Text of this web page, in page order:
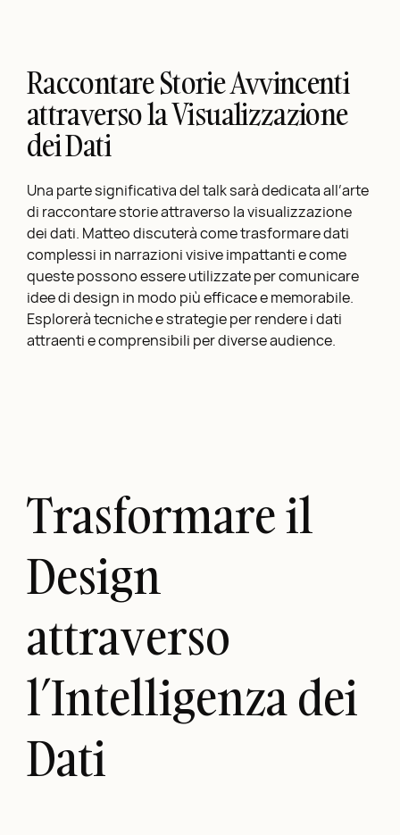
Raccontare Storie Avvincenti
attraverso la Visualizzazione
dei Dati
Una parte significativa del talk sarà dedicata all’arte
di raccontare storie attraverso la visualizzazione
dei dati. Matteo discuterà come trasformare dati
complessi in narrazioni visive impattanti e come
queste possono essere utilizzate per comunicare
idee di design in modo più efficace e memorabile.
Esplorerà tecniche e strategie per rendere i dati
attraenti e comprensibili per diverse audience.
Trasformare il
Design
attraverso
l’Intelligenza dei
Dati